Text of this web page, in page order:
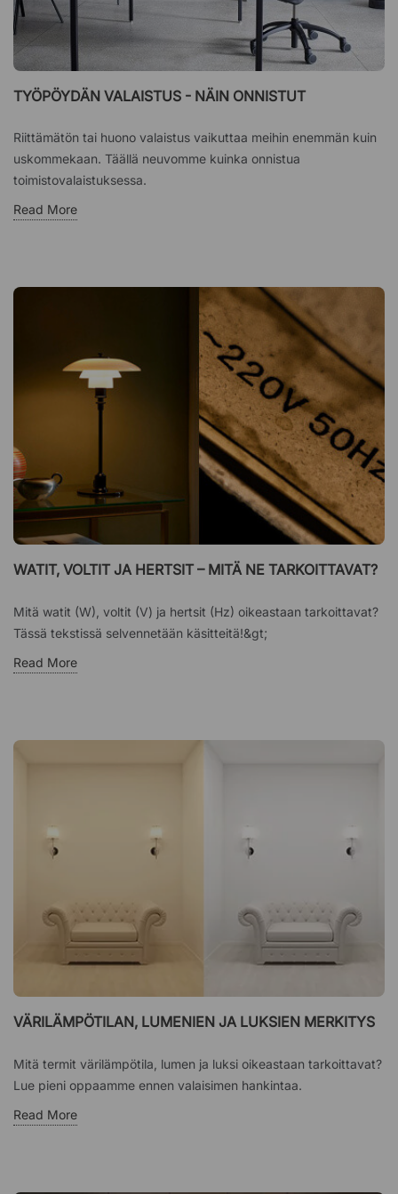
TYÖPÖYDÄN VALAISTUS - NÄIN ONNISTUT
Riittämätön tai huono valaistus vaikuttaa meihin enemmän kuin
uskommekaan. Täällä neuvomme kuinka onnistua
toimistovalaistuksessa.
Read More
WATIT, VOLTIT JA HERTSIT – MITÄ NE TARKOITTAVAT?
Mitä watit (W), voltit (V) ja hertsit (Hz) oikeastaan ​​tarkoittavat?
Tässä tekstissä selvennetään käsitteitä!&gt;
Read More
VÄRILÄMPÖTILAN, LUMENIEN JA LUKSIEN MERKITYS
Mitä termit värilämpötila, lumen ja luksi oikeastaan ​​tarkoittavat?
Lue pieni oppaamme ennen valaisimen hankintaa.
Read More